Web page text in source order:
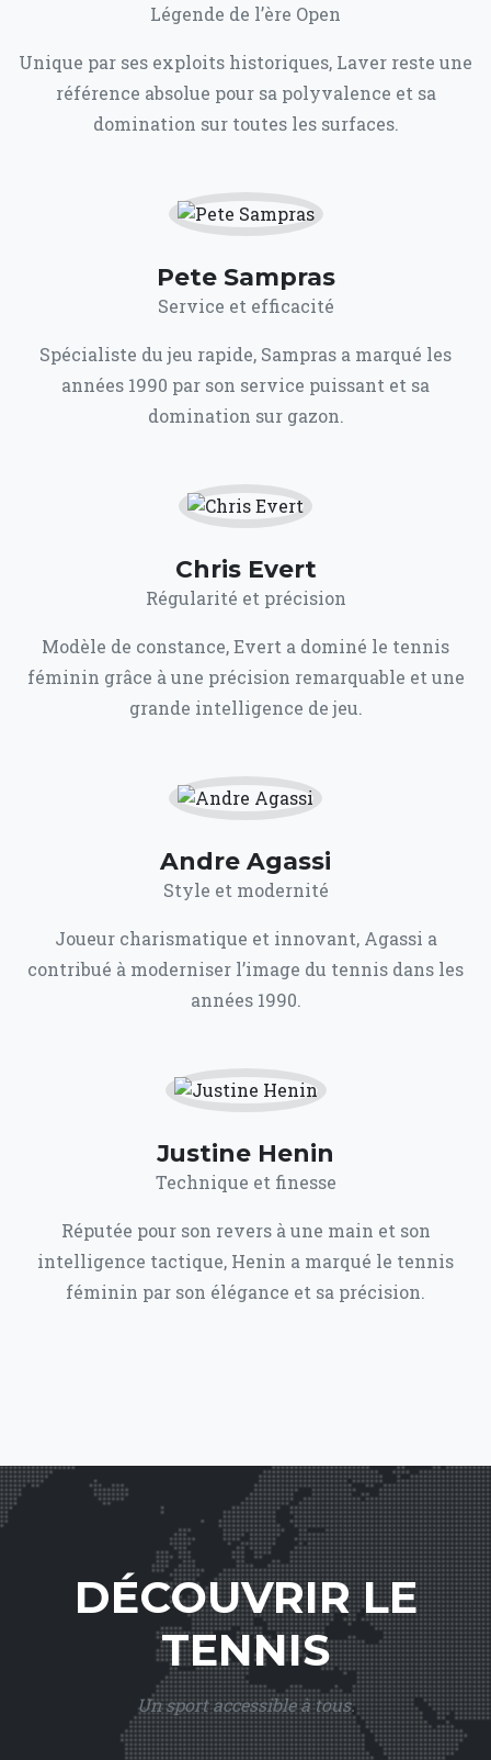
Légende de l’ère Open
Unique par ses exploits historiques, Laver reste une
référence absolue pour sa polyvalence et sa
domination sur toutes les surfaces.
Pete Sampras
Service et efficacité
Spécialiste du jeu rapide, Sampras a marqué les
années 1990 par son service puissant et sa
domination sur gazon.
Chris Evert
Régularité et précision
Modèle de constance, Evert a dominé le tennis
féminin grâce à une précision remarquable et une
grande intelligence de jeu.
Andre Agassi
Style et modernité
Joueur charismatique et innovant, Agassi a
contribué à moderniser l’image du tennis dans les
années 1990.
Justine Henin
Technique et finesse
Réputée pour son revers à une main et son
intelligence tactique, Henin a marqué le tennis
féminin par son élégance et sa précision.
DÉCOUVRIR LE
TENNIS
Un sport accessible à tous.